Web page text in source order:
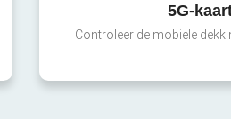
5G-
Controleer de mobiele